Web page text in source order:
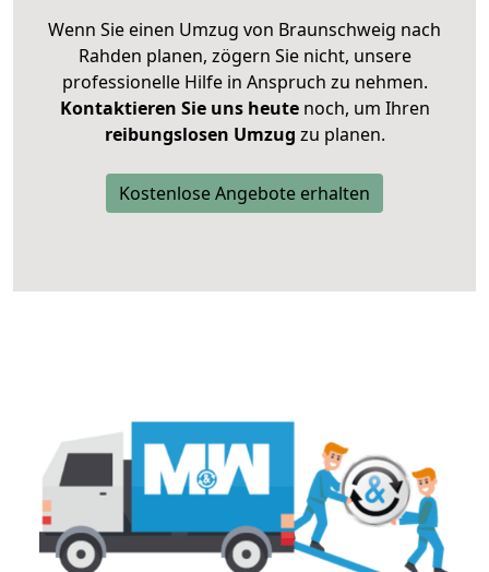
Wenn Sie einen Umzug von Braunschweig nach
Rahden planen, zögern Sie nicht, unsere
professionelle Hilfe in Anspruch zu nehmen.
Kontaktieren Sie uns heutenoch, um Ihren
reibungslosen Umzug zu planen.
Kostenlose Angebote erhalten